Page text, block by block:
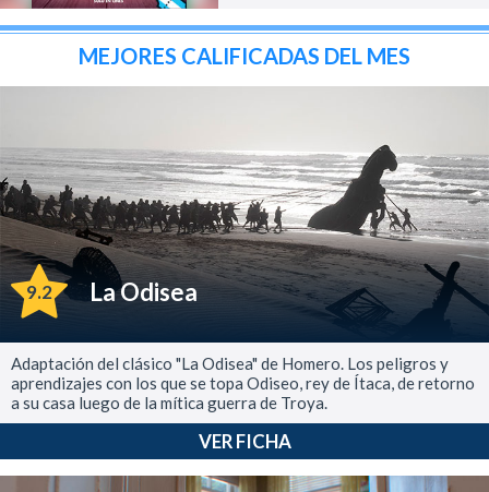
MEJORES CALIFICADAS DEL MES
9.2 La Odisea
Adaptación del clásico "La Odisea" de Homero. Los peligros y
aprendizajes con los que se topa Odiseo, rey de Ítaca, de retorno
a su casa luego de la mítica guerra de Troya.
VER FICHA